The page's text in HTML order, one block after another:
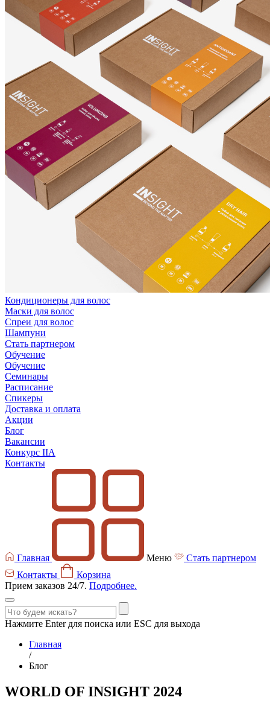
Кондиционеры для волос
Маски для волос
Спреи для волос
Шампуни
Стать партнером
Обучение
Обучение
Семинары
Расписание
Спикеры
Доставка и оплата
Акции
Блог
Вакансии
Конкурс IIA
Контакты
Главная Меню
Стать партнером
Контакты
Корзина
Прием заказов 24/7. Подробнее.
Нажмите Enter для поиска или ESC для выхода
Главная
/
Блог
WORLD OF INSIGHT 2024